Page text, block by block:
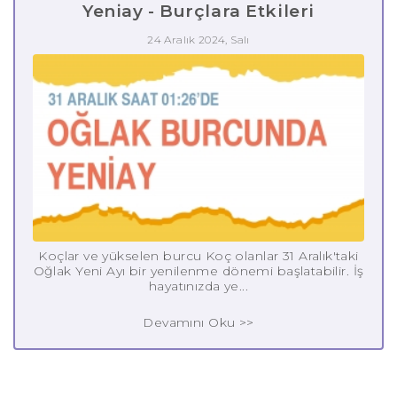
Yeniay - Burçlara Etkileri
24 Aralık 2024, Salı
Koçlar ve yükselen burcu Koç olanlar 31 Aralık'taki
Oğlak Yeni Ayı bir yenilenme dönemi başlatabilir. İş
hayatınızda ye...
Devamını Oku >>